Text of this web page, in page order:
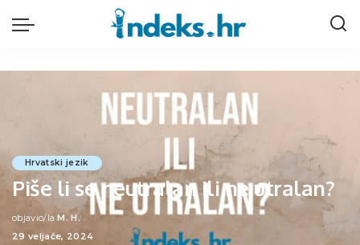
Hrvatski jezik
Piše li se neutralan ili ne utralan?
Posted
by
objavio/la M. H.
29 veljače, 2024